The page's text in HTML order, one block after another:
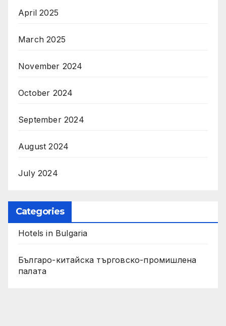
April 2025
March 2025
November 2024
October 2024
September 2024
August 2024
July 2024
Categories
Hotels in Bulgaria
Българо-китайска търговско-промишлена
палата